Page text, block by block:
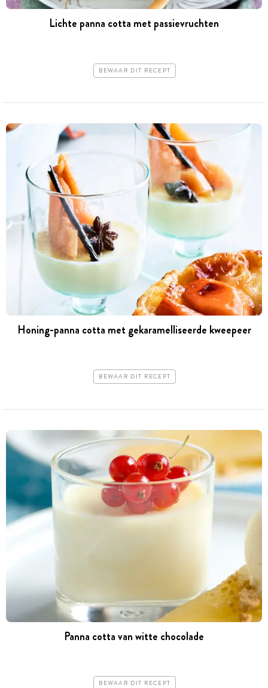
Lichte panna cotta met passievruchten
BEWAAR DIT RECEPT
Honing-panna cotta met gekaramelliseerde kweepeer
BEWAAR DIT RECEPT
Panna cotta van witte chocolade
BEWAAR DIT RECEPT